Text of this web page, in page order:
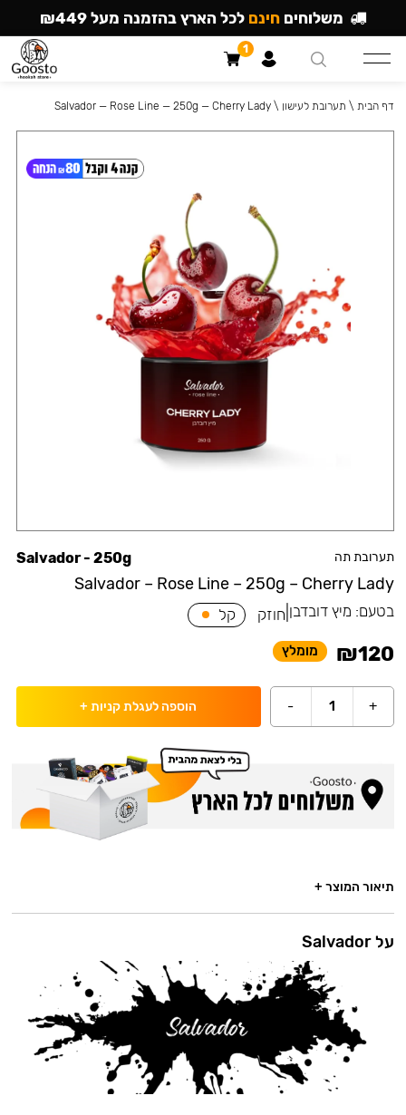
תערובת תה
Salvador – Rose Line – 250g – Cherry Lady
Salvador - 250g
בטעם: מיץ דובדבן חוזק קל
₪120 מומלץ
+
1
- הוספה לעגלת קניות +
דף הבית \ תערובת לעישון \
Salvador — Rose Line — 250g — Cherry Lady
תיאור המוצר +
על Salvador
משלוחים חינם לכל הארץ בהזמנה מעל ₪449
1